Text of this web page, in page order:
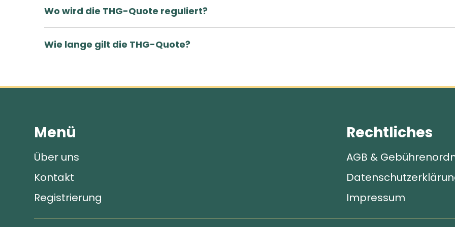
Wo wird die THG-Quote reguliert?
Wie lange gilt die THG-Quote?
Menü
Über uns
Kontakt
Registrierung
Rechtliches
AGB &
Impressum